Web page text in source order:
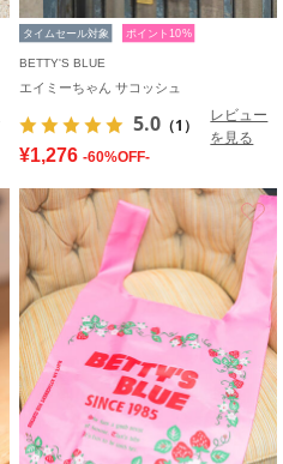
タイムセール対象 ポイント10%
BETTY'S BLUE
エイミーちゃん サコッシュ
5.0 （1）
レビュー
を見る
¥1,276 -60%OFF-
お気に入り